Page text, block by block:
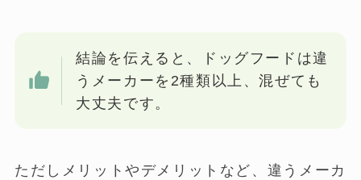
結論を伝えると、ドッグフードは違
うメーカーを2種類以上、混ぜても
大丈夫です。
ただしメリットやデメリットなど、違うメーカ